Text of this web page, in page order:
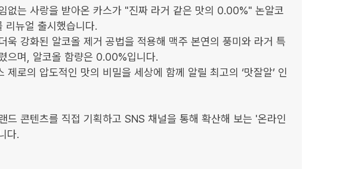
없는 사랑을 받아온 카스가 "진짜 라거 같은 맛의 0.00%" 논알코
리뉴얼 출시했습니다.
욱 강화된 알코올 제거 공법을 적용해 맥주 본연의 풍미와 라거 특
으며, 알코올 함량은 0.00%입니다.
제로의 압도적인 맛의 비밀을 세상에 함께 알릴 최고의 ‘맛잘알’ 인
드 콘텐츠를 직접 기획하고 SNS 채널을 통해 확산해 보는 '온라인
다.